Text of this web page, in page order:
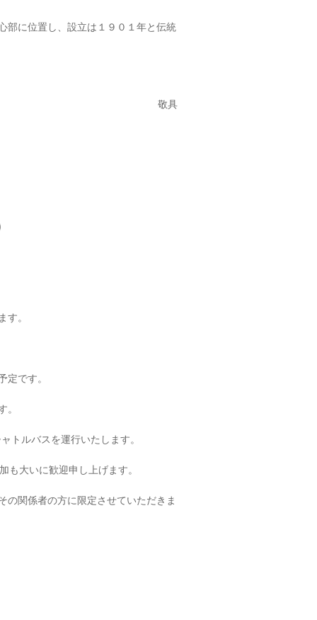
部に位置し、設立は１９０１年と伝統
具
。
です。
バスを運行いたします。
いに歓迎申し上げます。
係者の方に限定させていただきま